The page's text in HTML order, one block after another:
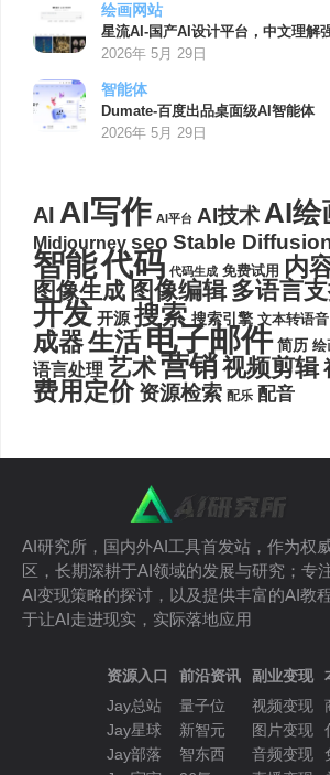
绘画网站
星流AI-国产AI设计平台，中文理解
2026年 5月 29日
智能体
Dumate-百度出品桌面级AI智能体
2026年 5月 29日
AI AI写作 AI平台 AI技术AI绘
Midjourney seo Stable
智能代码 代码生成 免费试用 内
图像生成 图像编辑 多语言
开发 开源 搜索 搜索引擎 文本转语音
成器生活电子邮件 简历 绘
语言处理 艺术营销视频剪辑
费用定价 资源检索 配乐 配音
AI研究所，国内外AI工具首发站，作为权
区，长期深耕于AI领域的发展与研究；专
AI变现策略的探讨，以及提供丰富的AI教
于让AI走进现实，实际落地应用
资源入口
Jay总站
Jay星球
Jay部落
前沿资讯
量子位
新智元
智东西
副业变现
视频变现
图片变现
音频变现